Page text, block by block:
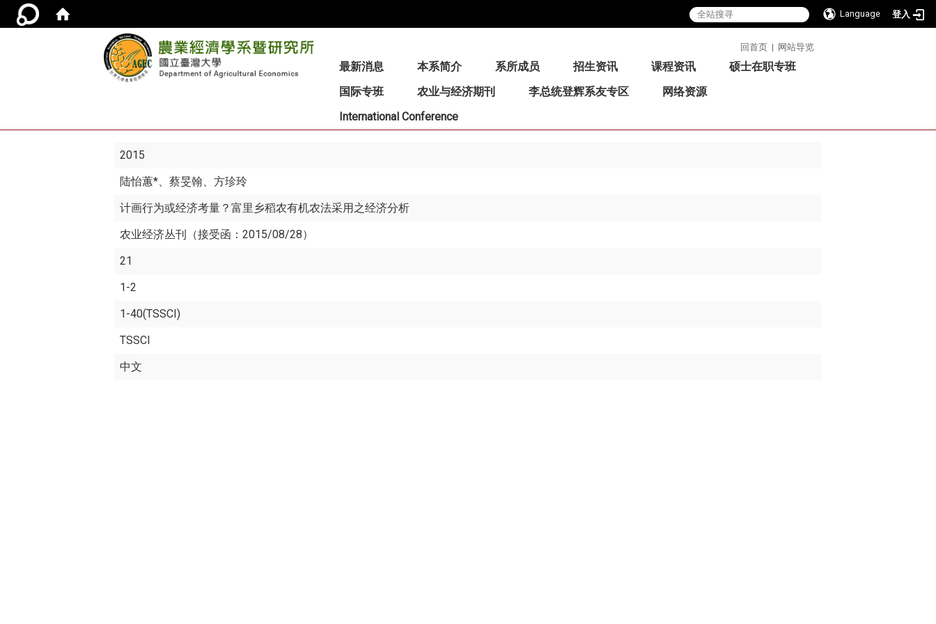
Language 登入
回首页 | 网站导览
最新消息 本系简介 系所成员 招生资讯 课程资讯
硕士在职专班
国际专班
农业与经济期刊 李总统登辉系友专区
网络资源
International Conference
2015
陆怡蕙*、蔡旻翰、方珍玲
计画行为或经济考量？富里乡稻农有机农法采用之经济分析
农业经济丛刊（接受函：2015/08/28）
21
1-2
1-40(TSSCI)
TSSCI
中文